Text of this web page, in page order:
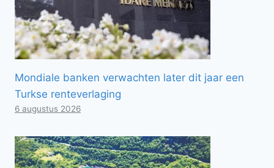
Mondiale banken verwachten later dit jaar een
Turkse renteverlaging
6 augustus 2026